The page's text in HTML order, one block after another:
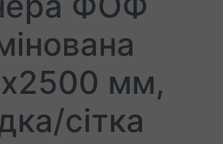
мм,
сітка